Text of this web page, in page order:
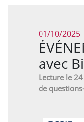
01/10/2025
avec
Lecture le
de